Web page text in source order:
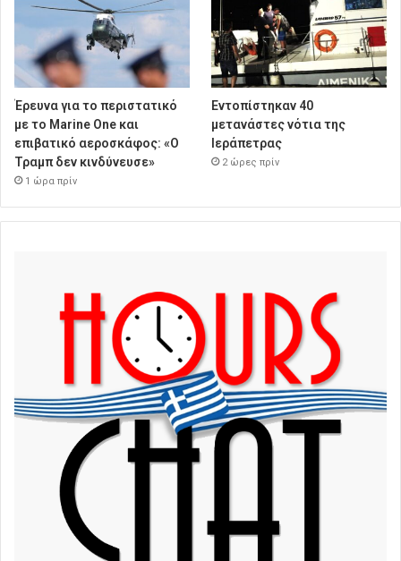
Έρευνα για το περιστατικό
με το Marine One και
επιβατικό αεροσκάφος: «Ο
Τραμπ δεν κινδύνευσε»
1 ώρα πρίν
Εντοπίστηκαν 40
μετανάστες νότια της
Ιεράπετρας
2 ώρες πρίν